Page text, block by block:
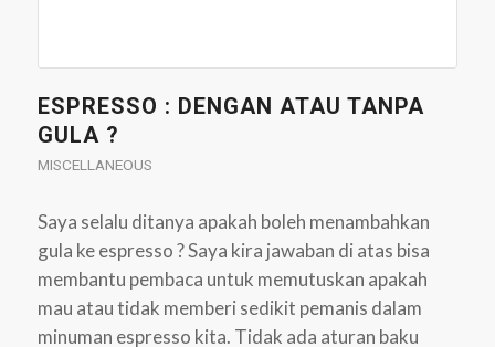
ESPRESSO : DENGAN ATAU TANPA
GULA ?
MISCELLANEOUS
Saya selalu ditanya apakah boleh menambahkan
gula ke espresso ? Saya kira jawaban di atas bisa
membantu pembaca untuk memutuskan apakah
mau atau tidak memberi sedikit pemanis dalam
minuman espresso kita. Tidak ada aturan baku